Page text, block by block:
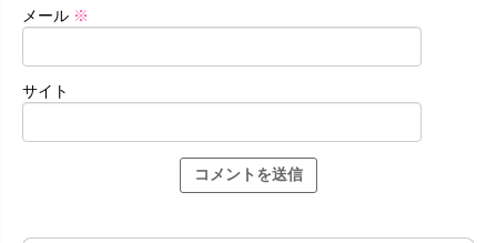
メール ※
サイト